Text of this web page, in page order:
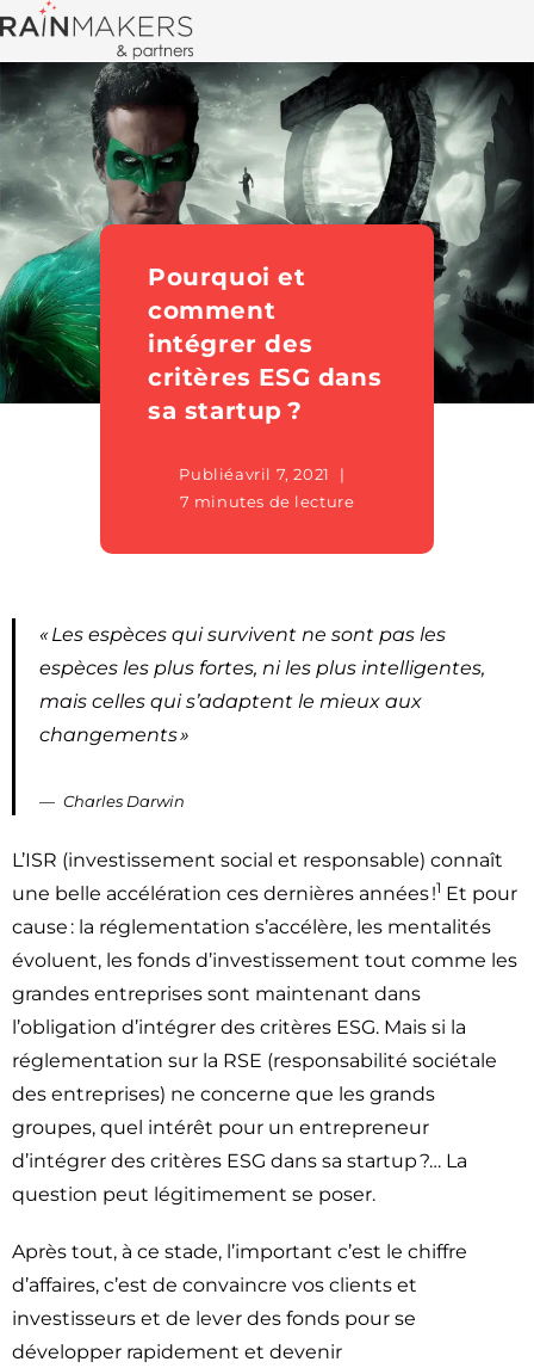
Pourquoi et
comment
intégrer des
critères ESG dans
sa startup ?
Publiéavril 7, 2021
7 minutes de lecture
« Les espèces qui survivent ne sont pas les
espèces les plus fortes, ni les plus intelligentes,
mais celles qui s’adaptent le mieux aux
changements »
Charles Darwin
L’ISR (investissement social et responsable) connaît
une belle accélération ces dernières années !1 Et pour
cause : la réglementation s’accélère, les mentalités
évoluent, les fonds d’investissement tout comme les
grandes entreprises sont maintenant dans
l’obligation d’intégrer des critères ESG. Mais si la
réglementation sur la RSE (responsabilité sociétale
des entreprises) ne concerne que les grands
groupes, quel intérêt pour un entrepreneur
d’intégrer des critères ESG dans sa startup ?… La
question peut légitimement se poser.
Après tout, à ce stade, l’important c’est le chiffre
d’affaires, c’est de convaincre vos clients et
investisseurs et de lever des fonds pour se
développer rapidement et devenir